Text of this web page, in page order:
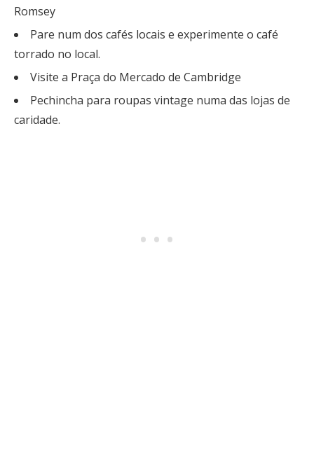
Romsey
Pare num dos cafés locais e experimente o café
torrado no local.
Visite a Praça do Mercado de Cambridge
Pechincha para roupas vintage numa das lojas de
caridade.